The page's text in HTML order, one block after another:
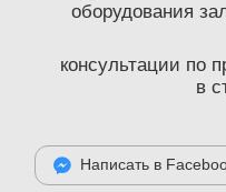
оборудования
консультации по
в
Написать в